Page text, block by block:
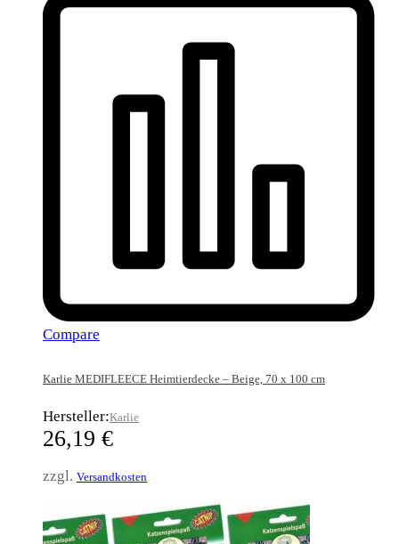
Compare
Karlie MEDIFLEECE Heimtierdecke – Beige, 70 x 100 cm
Hersteller:Karlie
26,19 €
zzgl. Versandkosten